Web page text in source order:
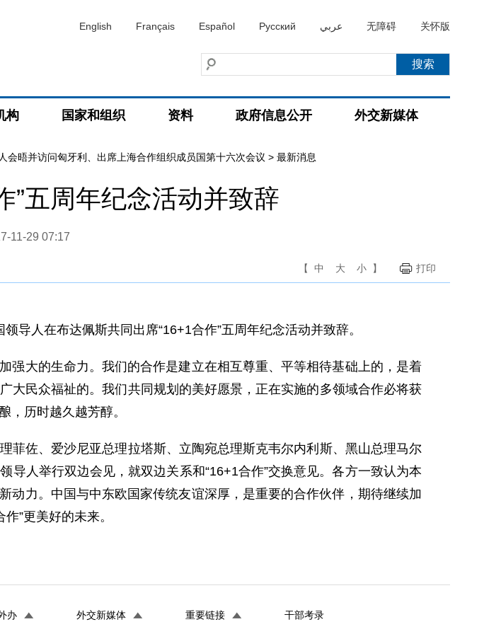
English Français Español Русский عربي 无障碍 关怀版
构 国家和组织 资料 政府信息公开 外交新媒体
晤并访问匈牙利、出席上海合作组织成员国第十六次会议 > 最新消息
”五周年纪念活动并致辞
11-29 07:17
【 中 大 小 】 打印
人在布达佩斯共同出席“16+1合作”五周年纪念活动并致辞。
大的生命力。我们的合作是建立在相互尊重、平等相待基础上的，是着
大民众福祉的。我们共同规划的美好愿景，正在实施的多领域合作必将获
，历时越久越芳醇。
佐、爱沙尼亚总理拉塔斯、立陶宛总理斯克韦尔内利斯、黑山总理马尔
人举行双边会见，就双边关系和“16+1合作”交换意见。各方一致认为本
动力。中国与中东欧国家传统友谊深厚，是重要的合作伙伴，期待继续加
”更美好的未来。
办 外交新媒体 重要链接 干部考录